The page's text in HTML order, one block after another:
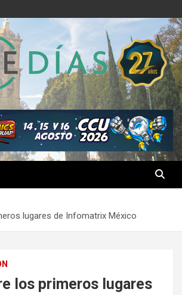
7 Días
lugares de Infomatrix México
los primeros lugares